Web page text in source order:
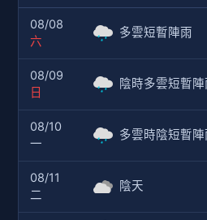
08/08
六
多雲短暫陣雨
08/09
日
陰時多雲短暫陣
08/10
一
多雲時陰短暫陣
08/11
二
陰天